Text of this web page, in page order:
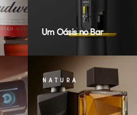
Um Oásis no Bar
NATURA